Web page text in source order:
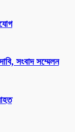
সংবাদ সম্মেলন